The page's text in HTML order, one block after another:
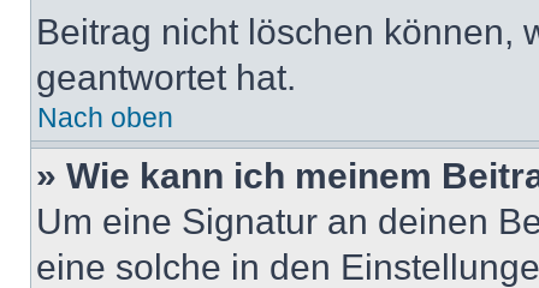
Beitrag nicht löschen können,
geantwortet hat.
Nach oben
» Wie kann ich meinem
Um eine Signatur an deinen
eine solche in den